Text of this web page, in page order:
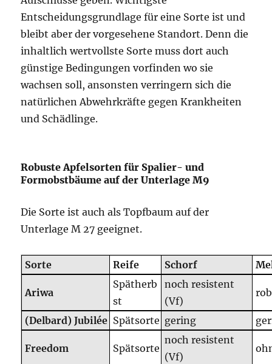
Entscheidungsgrundlage für eine Sorte ist und
bleibt aber der vorgesehene Standort. Denn die
inhaltlich wertvollste Sorte muss dort auch
günstige Bedingungen vorfinden wo sie
wachsen soll, ansonsten verringern sich die
natürlichen Abwehrkräfte gegen Krankheiten
und Schädlinge.
Robuste Apfelsorten für Spalier- und
Formobstbäume auf der Unterlage M9
Die Sorte ist auch als Topfbaum auf der
Unterlage M 27 geeignet.
Sorte Reife Schorf
Ariwa
Spätherb
st
noch resistent
(Vf)
(Delbard) Jubilée Spätsorte gering
Freedom Spätsorte
noch resistent
(Vf)